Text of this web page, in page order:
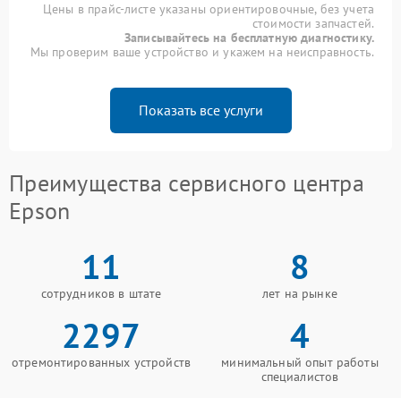
Цены в прайс-листе указаны ориентировочные, без учета
стоимости запчастей.
Записывайтесь на бесплатную диагностику.
Мы проверим ваше устройство и укажем на неисправность.
Показать все услуги
Преимущества сервисного центра
Epson
11
сотрудников в штате
8
лет на рынке
2297
отремонтированных устройств
4
минимальный опыт работы
специалистов